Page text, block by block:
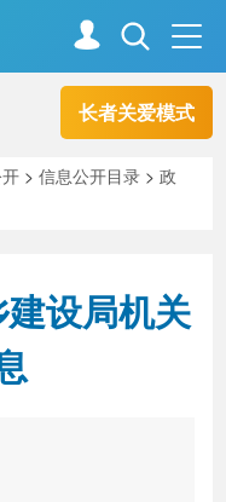
长者关爱模式
走进资阳
解读回应
>信息公开目录 >政
设局机关